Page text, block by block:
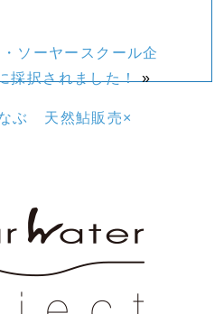
ソーヤースクール企
採択されました！»
ぶ 天然鮎販売×